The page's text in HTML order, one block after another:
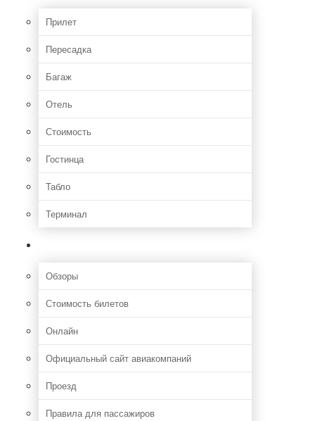
Прилет
Пересадка
Багаж
Отель
Стоимость
Гостинца
Табло
Терминал
Обзоры
Стоимость билетов
Онлайн
Официальный сайт авиакомпаний
Проезд
Правила для пассажиров